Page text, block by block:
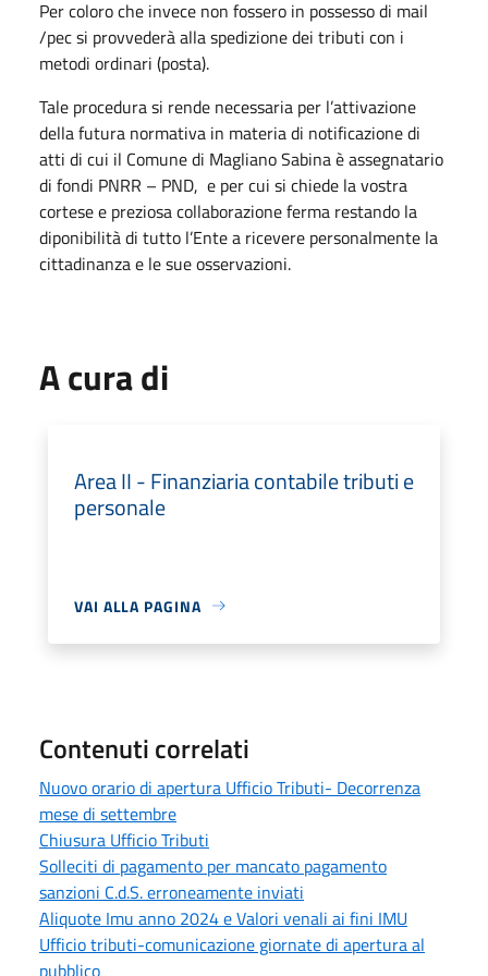
Per coloro che invece non fossero in possesso di mail
/pec si provvederà alla spedizione dei tributi con i
metodi ordinari (posta).
Tale procedura si rende necessaria per l’attivazione
della futura normativa in materia di notificazione di
atti di cui il Comune di Magliano Sabina è assegnatario
di fondi PNRR – PND, e per cui si chiede la vostra
cortese e preziosa collaborazione ferma restando la
diponibilità di tutto l’Ente a ricevere personalmente la
cittadinanza e le sue osservazioni.
A cura di
Area II - Finanziaria contabile tributi e
personale
VAI ALLA PAGINA
Contenuti correlati
Nuovo orario di apertura Ufficio Tributi- Decorrenza
mese di settembre
Chiusura Ufficio Tributi
Solleciti di pagamento per mancato pagamento
sanzioni C.d.S. erroneamente inviati
Aliquote Imu anno 2024 e Valori venali ai fini IMU
Ufficio tributi-comunicazione giornate di apertura al
pubblico